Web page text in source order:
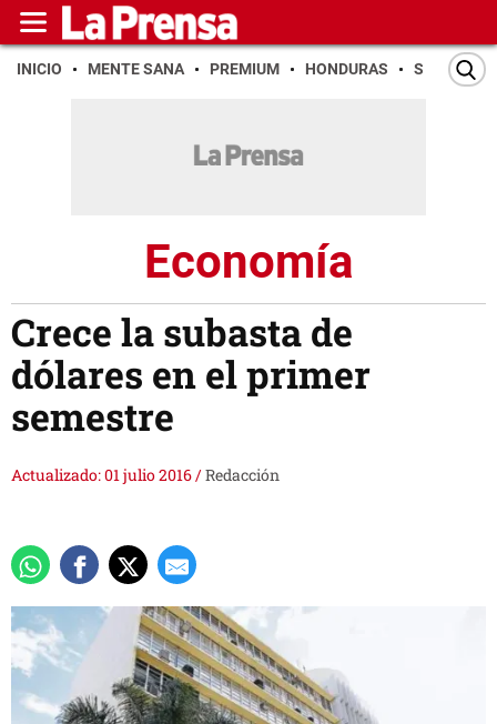
INICIO MENTE SANA PREMIUM HONDURAS SAN PEDRO
Economía
Crece la subasta de
dólares en el primer
semestre
Actualizado: 01 julio 2016/Redacción